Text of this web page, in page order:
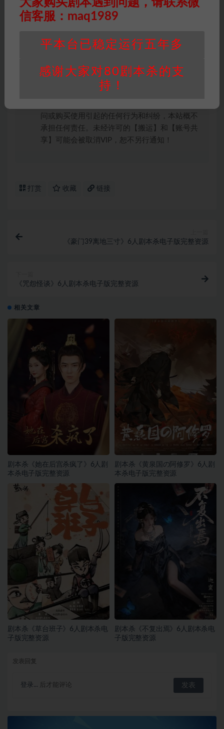
权均属于机关版权或权利人。如有侵权，请发邮
件通知并提供相关证实资料至邮箱
会在三天内下架相关剧本攻略。
身价值，本站积分为本站收取的赞助费，用于本
站整理资料的时间成本及网站运营所需支出费
问或购买使用引起的任何行为和纠纷，本站概不
承担任何责任。未经许可的【搬运】和【账号共
享】可能会被取消VIP，恕不另行通知！
打赏 收藏 链接
《豪门39离地三寸》6人剧本杀电子版完整资源
《咒怨怪谈》6人剧本杀电子版完整资源
相关文章
剧本杀《她在后宫杀疯了》6人剧
本杀电子版完整资源
剧本杀《黄泉国の阿修罗》6人剧
本杀电子版完整资源
剧本杀《草台班子》6人剧本杀电
子版完整资源
剧本杀《不复出焉》6人剧本杀电
子版完整资源
登录... 后才能评论
大家购买剧本遇到问题，请联系微
信客服：maq1989
平本台已稳定运行五年多
感谢大家对80剧本杀的支
持！